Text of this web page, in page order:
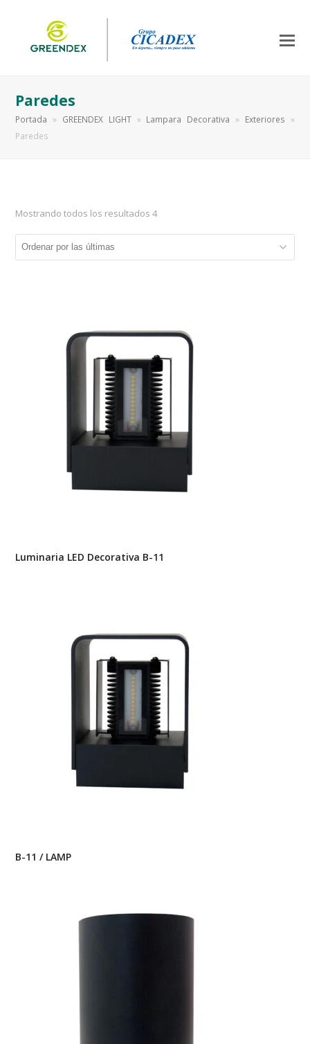
Paredes
Portada » GREENDEX LIGHT» Lampara Decorativa » Exteriores »
Paredes
Mostrando todos los resultados 4
Luminaria LED Decorativa B-11
B-11 / LAMP